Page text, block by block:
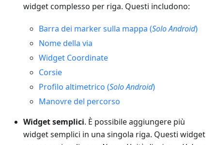
widget complesso per riga. Questi includono:
Barra dei marker sulla mappa (Solo Android)
Nome della via
Widget Coordinate
Corsie
Profilo altimetrico (Solo Android)
Manovre del percorso
Widget semplici. È possibile aggiungere più
widget semplici in una singola riga. Questi widget